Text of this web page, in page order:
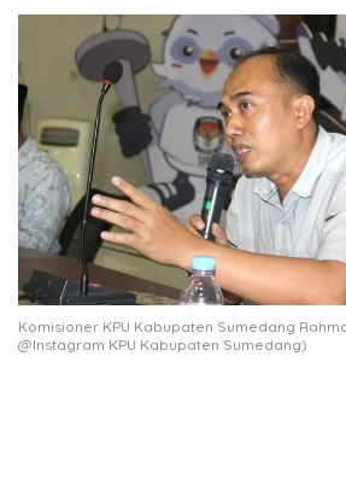
Komisioner KPU Kabupaten Sumedang
@Instagram KPU Kabupaten Sumedang)